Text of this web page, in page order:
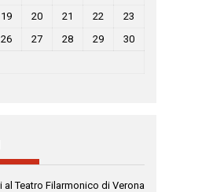
19 20 21 22
23
26 27 28 29
30